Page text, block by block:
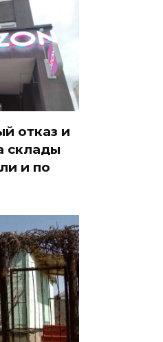
отказ и
склады
и по